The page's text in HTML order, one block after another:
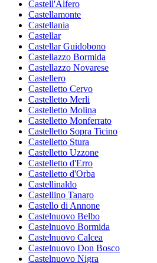
Castell'Alfero
Castellamonte
Castellania
Castellar
Castellar Guidobono
Castellazzo Bormida
Castellazzo Novarese
Castellero
Castelletto Cervo
Castelletto Merli
Castelletto Molina
Castelletto Monferrato
Castelletto Sopra Ticino
Castelletto Stura
Castelletto Uzzone
Castelletto d'Erro
Castelletto d'Orba
Castellinaldo
Castellino Tanaro
Castello di Annone
Castelnuovo Belbo
Castelnuovo Bormida
Castelnuovo Calcea
Castelnuovo Don Bosco
Castelnuovo Nigra